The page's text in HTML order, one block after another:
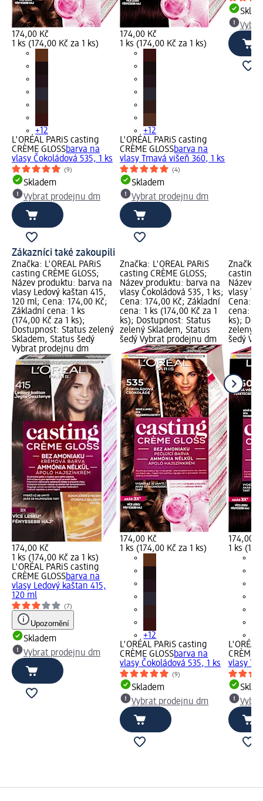
174,00 Kč
1 ks (174,00 Kč za 1 ks)
+12
L'ORÉAL PARiS casting
CRÈME GLOSSbarva na
vlasy Čokoládová 535, 1 ks
(9)
Skladem
Vybrat prodejnu dm
174,00 Kč
1 ks (174,00 Kč za 1 ks)
+12
L'ORÉAL PARiS casting
CRÈME GLOSSbarva na
vlasy Tmavá višeň 360, 1 ks
(4)
Skladem
Vybrat prodejnu dm
Zákazníci také zakoupili
Značka: L'ORÉAL PARiS
casting CRÈME GLOSS;
Název produktu: barva na
vlasy Ledový kaštan 415,
120 ml; Cena: 174,00 Kč;
Základní cena: 1 ks
(174,00 Kč za 1 ks);
Dostupnost: Status zelený
Skladem, Status šedý
Vybrat prodejnu dm
174,00 Kč
1 ks (174,00 Kč za 1 ks)
L'ORÉAL PARiS casting
CRÈME GLOSSbarva na
vlasy Ledový kaštan 415,
120 ml
(7)
Upozornění
Skladem
Vybrat prodejnu dm
Značka: L'ORÉAL PARiS
casting CRÈME GLOSS;
Název produktu: barva na
vlasy Čokoládová 535, 1 ks;
Cena: 174,00 Kč; Základní
cena: 1 ks (174,00 Kč za 1
ks); Dostupnost: Status
zelený Skladem, Status
šedý Vybrat prodejnu dm
174,00 Kč
1 ks (174,00 Kč za 1 ks)
+12
L'ORÉAL PARiS casting
CRÈME GLOSSbarva na
vlasy Čokoládová 535, 1 ks
(9)
Skladem
Vybrat prodejnu dm
Značka:
casting
Název
vlasy
Cena:
cena: 1
ks);
zelený
šedý
174,00
1 ks
CRÈME
vlasy